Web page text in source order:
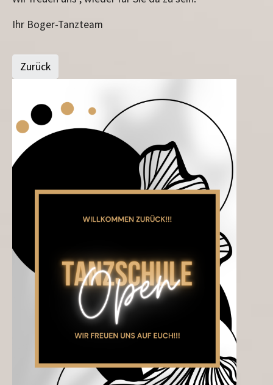
Ihr Boger-Tanzteam
Zurück